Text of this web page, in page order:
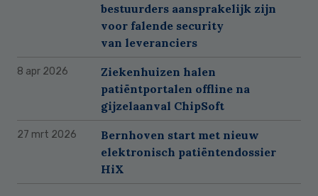
bestuurders aansprakelijk zijn
voor falende security
van leveranciers
8 apr 2026
Ziekenhuizen halen
patiëntportalen offline na
gijzelaanval ChipSoft
27 mrt 2026
Bernhoven start met nieuw
elektronisch patiëntendossier
HiX